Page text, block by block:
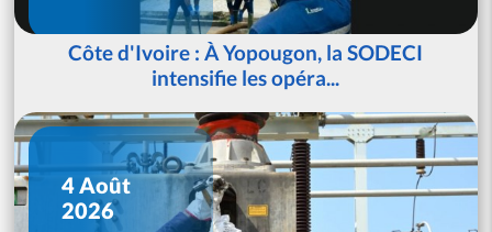
Côte d'Ivoire : À Yopougon, la SODECI
intensifie les opéra...
4 Août
2026